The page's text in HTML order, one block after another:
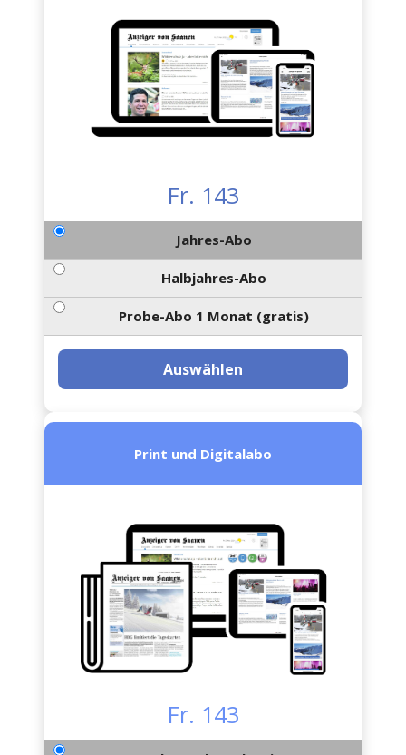
Fr. 143
Jahres-Abo
Halbjahres-Abo
Probe-Abo 1 Monat (gratis)
Auswählen
Print und Digitalabo
Fr. 143